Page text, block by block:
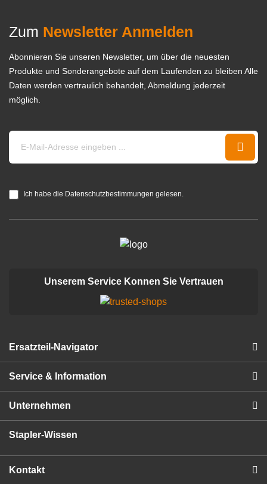
Zum Newsletter Anmelden
Abonnieren Sie unseren Newsletter, um über die neuesten
Produkte und Sonderangebote auf dem Laufenden zu bleiben Alle
Daten werden vertraulich behandelt, Abmeldung jederzeit
möglich.
Ich habe die Datenschutzbestimmungen gelesen.
Unserem Service Konnen Sie Vertrauen
Ersatzteil-Navigator
Service & Information
Unternehmen
Stapler-Wissen
Kontakt